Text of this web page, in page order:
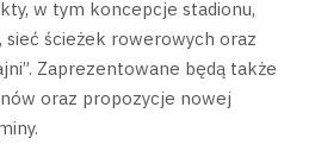
w tym koncepcje stadionu,
sieć ścieżek rowerowych oraz
Zaprezentowane będą także
oraz propozycje nowej